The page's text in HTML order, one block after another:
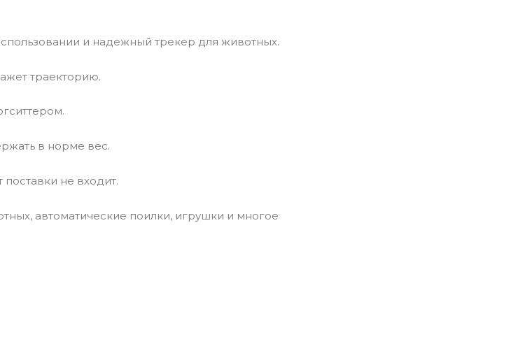
и надежный трекер для животных.
траекторию.
в норме вес.
не входит.
автоматические поилки, игрушки и многое